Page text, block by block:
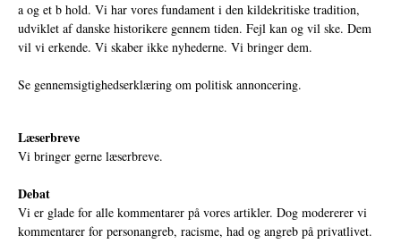
a og et b hold. Vi har vores fundament i den kildekritiske tradition,
udviklet af danske historikere gennem tiden. Fejl kan og vil ske. Dem
vil vi erkende. Vi skaber ikke nyhederne. Vi bringer dem.
Se gennemsigtighedserklæring om politisk annoncering.
Læserbreve
Vi bringer gerne læserbreve.
Debat
Vi er glade for alle kommentarer på vores artikler. Dog modererer vi
kommentarer for personangreb, racisme, had og angreb på privatlivet.